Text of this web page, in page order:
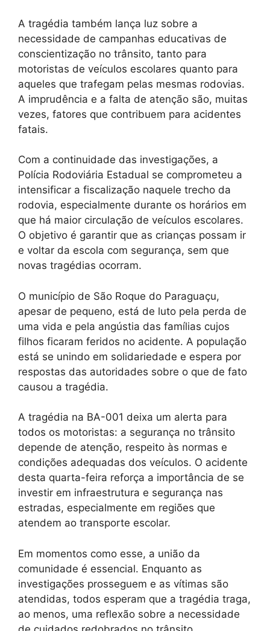
A tragédia também lança luz sobre a
necessidade de campanhas educativas de
conscientização no trânsito, tanto para
motoristas de veículos escolares quanto para
aqueles que trafegam pelas mesmas rodovias.
A imprudência e a falta de atenção são, muitas
vezes, fatores que contribuem para acidentes
fatais.
Com a continuidade das investigações, a
Polícia Rodoviária Estadual se comprometeu a
intensificar a fiscalização naquele trecho da
rodovia, especialmente durante os horários em
que há maior circulação de veículos escolares.
O objetivo é garantir que as crianças possam ir
e voltar da escola com segurança, sem que
novas tragédias ocorram.
O município de São Roque do Paraguaçu,
apesar de pequeno, está de luto pela perda de
uma vida e pela angústia das famílias cujos
filhos ficaram feridos no acidente. A população
está se unindo em solidariedade e espera por
respostas das autoridades sobre o que de fato
causou a tragédia.
A tragédia na BA-001 deixa um alerta para
todos os motoristas: a segurança no trânsito
depende de atenção, respeito às normas e
condições adequadas dos veículos. O acidente
desta quarta-feira reforça a importância de se
investir em infraestrutura e segurança nas
estradas, especialmente em regiões que
atendem ao transporte escolar.
Em momentos como esse, a união da
comunidade é essencial. Enquanto as
investigações prosseguem e as vítimas são
atendidas, todos esperam que a tragédia traga,
ao menos, uma reflexão sobre a necessidade